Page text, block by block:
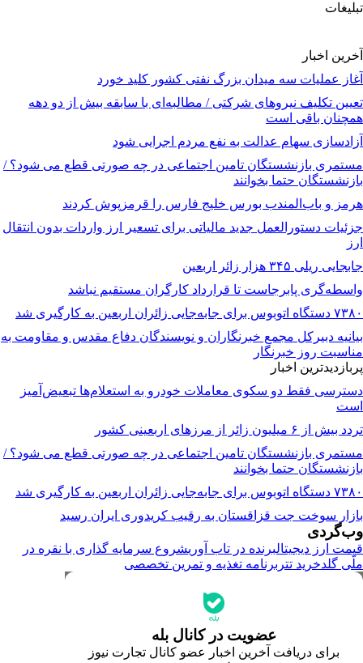
تبلیغات
آخرین اخبار
آغاز عملیات سه میدان بزرگ نفتی کشور کلید خورد
تعیین تکلیف نیروهای شرکتی / مطالبه‌ای با سابقه بیش از دو دهه
همچنان باقی است
آزادسازی سهام عدالت به نفع مردم اجرایی شود
مستمری بازنشستگان تامین اجتماعی در چه صورتی قطع می شود؟ /
بازنشستگان حتما بخوانند
هرمز و باب‌المندب بورس خلیج فارس را قرمزپوش کردند
جزئیات دستورالعمل جدید مالیاتی برای تسعیر ارز واردات بدون انتقال
ارز
جابجایی ریلی ۳۴۵ هزار زائر اربعین
واسطه‌گری پابرجاست تا قرارداد کارگران مستقیم نباشد
۷۳۸۰ دستگاه اتوبوس برای جابه‌جایی زائران اربعین به‌ کارگیری شد
بیانیه دبیرکل مجمع خبرنگاران و نویسندگان دفاع مقدس و مقاومت به
مناسبت روز خبرنگار
پربازدیدترین اخبار
دسترسی فقط دو سکوی معاملات خودرو به استعلام‌ها تبعیض‌آمیز
است
تردد بیش از ۶ میلیون زائر از مرزهای اربعینی کشور
مستمری بازنشستگان تامین اجتماعی در چه صورتی قطع می شود؟ /
بازنشستگان حتما بخوانند
۷۳۸۰ دستگاه اتوبوس برای جابه‌جایی زائران اربعین به‌ کارگیری شد
بازار سوخت جت قزاقستان به رقیب کریدوری ایران رسید
وب‌گردی
قیمت ارز دیجیتالبرنده در تاب آوریشروع سرمایه گذاری با نقره در
ملّی گلدخرید تتر برنامه تغذیه و تمرین تخصصی
عضویت در کانال بله
برای دریافت آخرین اخبار عضو کانال تجارت نیوز
جدیدترین قیمت‌ها
قیمت درهم امارات